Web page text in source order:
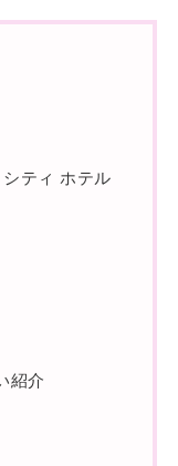
ティ ホテル
紹介